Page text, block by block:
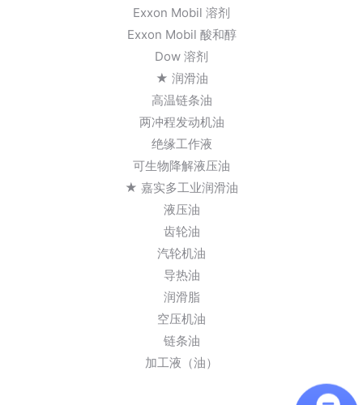
Exxon Mobil 溶剂
Exxon Mobil 酸和醇
Dow 溶剂
★ 润滑油
高温链条油
两冲程发动机油
绝缘工作液
可生物降解液压油
★ 嘉实多工业润滑油
液压油
齿轮油
汽轮机油
导热油
润滑脂
空压机油
链条油
加工液（油）